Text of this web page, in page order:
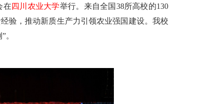
在 四川农业大学举行。来自全国38所高校的130
验，推动新质生产力引领农业强国建设。我校
。